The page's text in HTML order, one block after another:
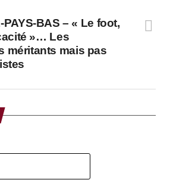
PAYS-BAS – « Le foot,
»… Les
méritants mais pas